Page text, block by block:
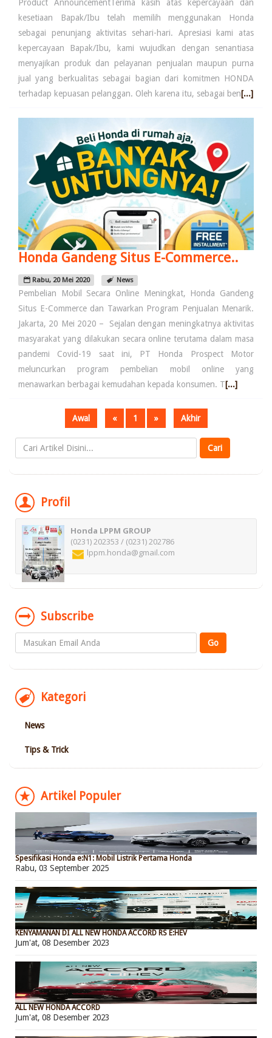
Product AnnouncementTerima kasih atas kepercayaan dan
kesetiaan Bapak/Ibu telah memilih menggunakan Honda
sebagai penunjang aktivitas sehari-hari. Apresiasi kami atas
kepercayaan Bapak/Ibu, kami wujudkan dengan senantiasa
menyajikan produk dan pelayanan penjualan maupun purna
jual yang berkualitas sebagai bagian dari komitmen HONDA
terhadap kepuasan pelanggan. Oleh karena itu, sebagai ben[...]
Honda Gandeng Situs E-Commerce..
Rabu, 20 Mei 2020 News
Pembelian Mobil Secara Online Meningkat, Honda Gandeng
Situs E-Commerce dan Tawarkan Program Penjualan Menarik.
Jakarta, 20 Mei 2020 – Sejalan dengan meningkatnya aktivitas
masyarakat yang dilakukan secara online terutama dalam masa
pandemi Covid-19 saat ini, PT Honda Prospect Motor
meluncurkan program pembelian mobil online yang
menawarkan berbagai kemudahan kepada konsumen. T[...]
Awal « 1 » Akhir
Profil
Honda LPPM GROUP
(0231) 202353 / (0231) 202786
lppm.honda@gmail.com
Subscribe
Kategori
News
Tips & Trick
Artikel Populer
Spesifikasi Honda e:N1: Mobil Listrik Pertama Honda
Rabu, 03 September 2025
KENYAMANAN DI ALL NEW HONDA ACCORD RS E:HEV
Jum'at, 08 Desember 2023
ALL NEW HONDA ACCORD
Jum'at, 08 Desember 2023